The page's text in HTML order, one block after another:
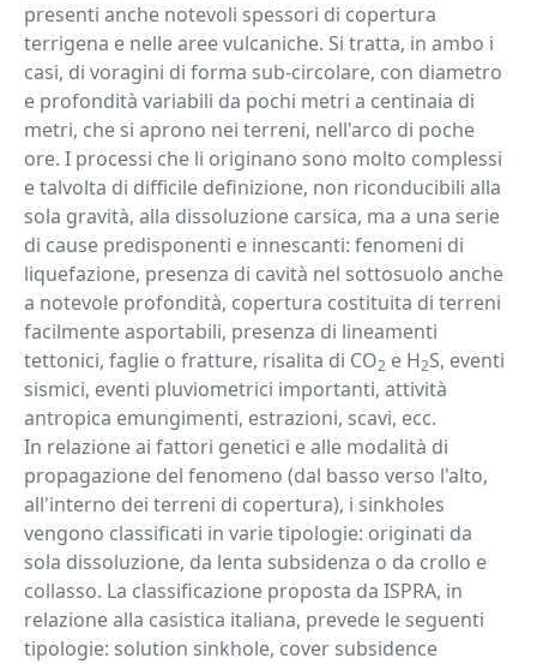
presenti anche notevoli spessori di copertura
terrigena e nelle aree vulcaniche. Si tratta, in ambo i
casi, di voragini di forma sub-circolare, con diametro
e profondità variabili da pochi metri a centinaia di
metri, che si aprono nei terreni, nell'arco di poche
ore. I processi che li originano sono molto complessi
e talvolta di difficile definizione, non riconducibili alla
sola gravità, alla dissoluzione carsica, ma a una serie
di cause predisponenti e innescanti: fenomeni di
liquefazione, presenza di cavità nel sottosuolo anche
a notevole profondità, copertura costituita di terreni
facilmente asportabili, presenza di lineamenti
tettonici, faglie o fratture, risalita di CO2 e H2S, eventi
sismici, eventi pluviometrici importanti, attività
antropica emungimenti, estrazioni, scavi, ecc.
In relazione ai fattori genetici e alle modalità di
propagazione del fenomeno (dal basso verso l'alto,
all'interno dei terreni di copertura), i sinkholes
vengono classificati in varie tipologie: originati da
sola dissoluzione, da lenta subsidenza o da crollo e
collasso. La classificazione proposta da ISPRA, in
relazione alla casistica italiana, prevede le seguenti
tipologie: solution sinkhole, cover subsidence